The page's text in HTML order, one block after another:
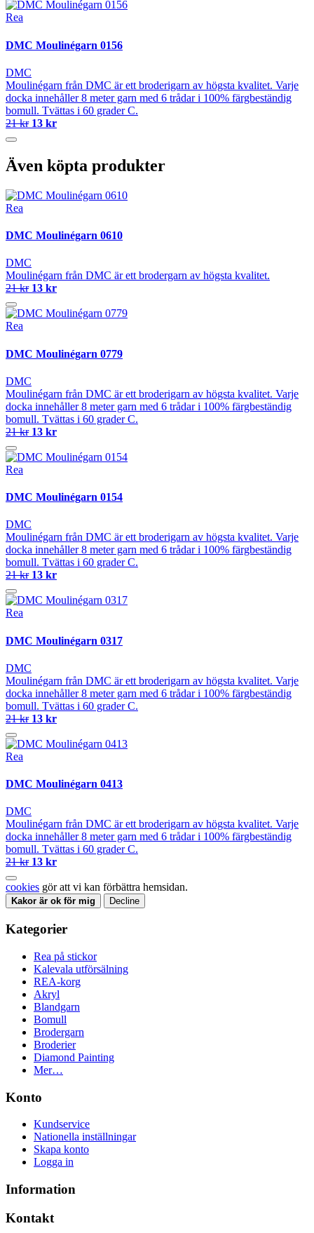
Rea
DMC Moulinégarn 0156
DMC
Moulinégarn från DMC är ett broderigarn av högsta kvalitet. Varje
docka innehåller 8 meter garn med 6 trådar i 100% färgbeständig
bomull. Tvättas i 60 grader C.
21 kr 13 kr
Även köpta produkter
Rea
DMC Moulinégarn 0610
DMC
Moulinégarn från DMC är ett brodergarn av högsta kvalitet.
21 kr 13 kr
Rea
DMC Moulinégarn 0779
DMC
Moulinégarn från DMC är ett broderigarn av högsta kvalitet. Varje
docka innehåller 8 meter garn med 6 trådar i 100% färgbeständig
bomull. Tvättas i 60 grader C.
21 kr 13 kr
Rea
DMC Moulinégarn 0154
DMC
Moulinégarn från DMC är ett broderigarn av högsta kvalitet. Varje
docka innehåller 8 meter garn med 6 trådar i 100% färgbeständig
bomull. Tvättas i 60 grader C.
21 kr 13 kr
Rea
DMC Moulinégarn 0317
DMC
Moulinégarn från DMC är ett broderigarn av högsta kvalitet. Varje
docka innehåller 8 meter garn med 6 trådar i 100% färgbeständig
bomull. Tvättas i 60 grader C.
21 kr 13 kr
Rea
DMC Moulinégarn 0413
DMC
Moulinégarn från DMC är ett broderigarn av högsta kvalitet. Varje
docka innehåller 8 meter garn med 6 trådar i 100% färgbeständig
bomull. Tvättas i 60 grader C.
21 kr 13 kr
cookies gör att vi kan förbättra hemsidan.
Kakor är ok för mig Decline
Kategorier
Rea på stickor
Kalevala utförsälning
REA-korg
Akryl
Blandgarn
Bomull
Brodergarn
Broderier
Diamond Painting
Mer…
Konto
Kundservice
Nationella inställningar
Skapa konto
Logga in
Information
Kontakt